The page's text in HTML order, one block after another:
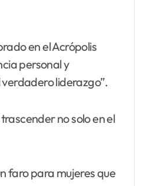
en el Acrópolis
personal y
liderazgo”.
no solo en el
faro para mujeres que